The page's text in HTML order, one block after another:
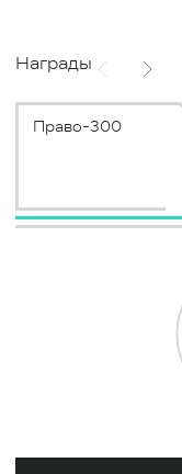
Награды
Право-300